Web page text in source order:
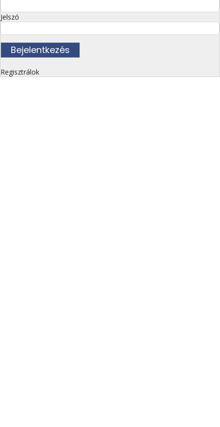
Jelszó
Regisztrálok